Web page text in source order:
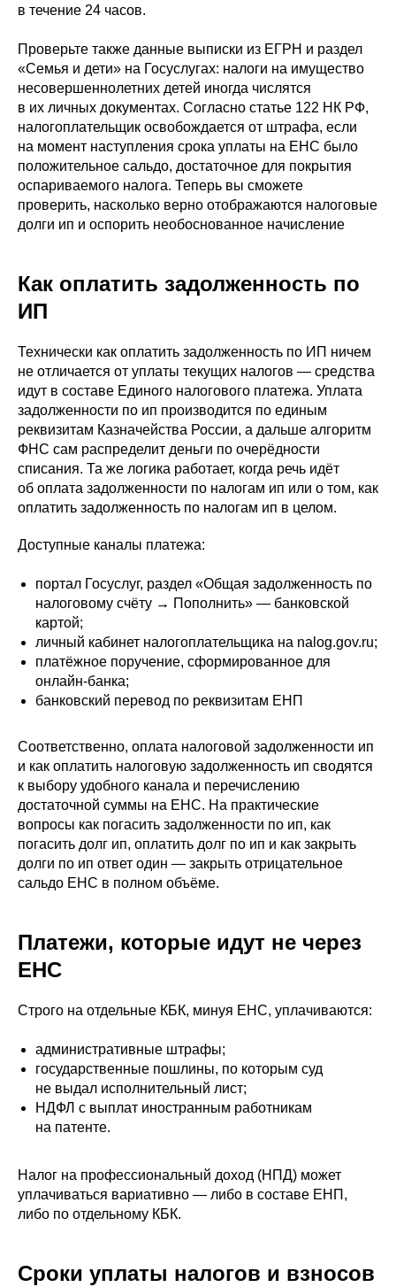
в течение 24 часов.
Проверьте также данные выписки из ЕГРН и раздел
«Семья и дети» на Госуслугах: налоги на имущество
несовершеннолетних детей иногда числятся
в их личных документах. Согласно статье 122 НК РФ,
налогоплательщик освобождается от штрафа, если
на момент наступления срока уплаты на ЕНС было
положительное сальдо, достаточное для покрытия
оспариваемого налога. Теперь вы сможете
проверить, насколько верно отображаются налоговые
долги ип и оспорить необоснованное начисление
Как оплатить задолженность по
ИП
Технически как оплатить задолженность по ИП ничем
не отличается от уплаты текущих налогов — средства
идут в составе Единого налогового платежа. Уплата
задолженности по ип производится по единым
реквизитам Казначейства России, а дальше алгоритм
ФНС сам распределит деньги по очерёдности
списания. Та же логика работает, когда речь идёт
об оплата задолженности по налогам ип или о том, как
оплатить задолженность по налогам ип в целом.
Доступные каналы платежа:
портал Госуслуг, раздел «Общая задолженность по
налоговому счёту → Пополнить» — банковской
картой;
личный кабинет налогоплательщика на nalog.gov.ru;
платёжное поручение, сформированное для
онлайн-банка;
банковский перевод по реквизитам ЕНП
Соответственно, оплата налоговой задолженности ип
и как оплатить налоговую задолженность ип сводятся
к выбору удобного канала и перечислению
достаточной суммы на ЕНС. На практические
вопросы как погасить задолженности по ип, как
погасить долг ип, оплатить долг по ип и как закрыть
долги по ип ответ один — закрыть отрицательное
сальдо ЕНС в полном объёме.
Платежи, которые идут не через
ЕНС
Строго на отдельные КБК, минуя ЕНС, уплачиваются:
административные штрафы;
государственные пошлины, по которым суд
не выдал исполнительный лист;
НДФЛ с выплат иностранным работникам
на патенте.
Налог на профессиональный доход (НПД) может
уплачиваться вариативно — либо в составе ЕНП,
либо по отдельному КБК.
Сроки уплаты налогов и взносов